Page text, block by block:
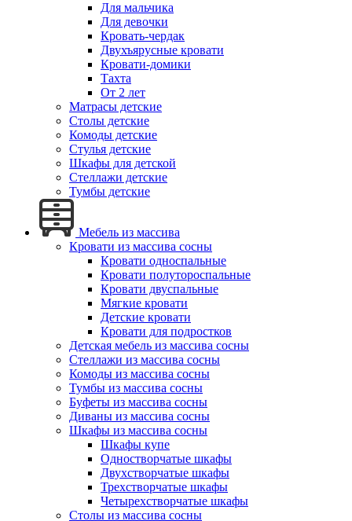
Для мальчика
Для девочки
Кровать-чердак
Двухъярусные кровати
Кровати-домики
Тахта
От 2 лет
Матрасы детские
Столы детские
Комоды детские
Стулья детские
Шкафы для детской
Стеллажи детские
Тумбы детские
Мебель из массива
Кровати из массива сосны
Кровати односпальные
Кровати полутороспальные
Кровати двуспальные
Мягкие кровати
Детские кровати
Кровати для подростков
Детская мебель из массива сосны
Стеллажи из массива сосны
Комоды из массива сосны
Тумбы из массива сосны
Буфеты из массива сосны
Диваны из массива сосны
Шкафы из массива сосны
Шкафы купе
Одностворчатые шкафы
Двухстворчатые шкафы
Трехстворчатые шкафы
Четырехстворчатые шкафы
Столы из массива сосны